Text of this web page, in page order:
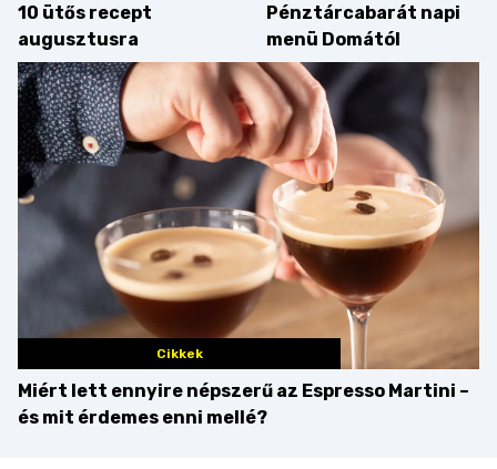
10 ütős recept
augusztusra
Pénztárcabarát napi
menü Domától
Cikkek
Miért lett ennyire népszerű az Espresso Martini –
és mit érdemes enni mellé?